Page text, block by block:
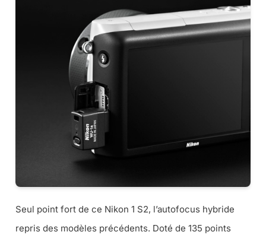
Seul point fort de ce Nikon 1 S2, l’autofocus hybride
repris des modèles précédents. Doté de 135 points